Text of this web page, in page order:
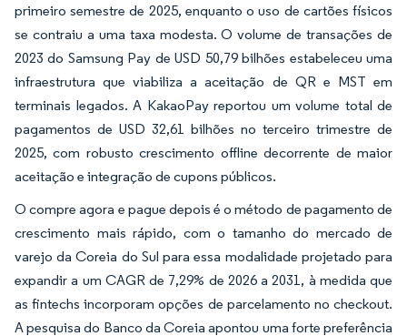
primeiro semestre de 2025, enquanto o uso de cartões físicos
se contraiu a uma taxa modesta. O volume de transações de
2023 do Samsung Pay de USD 50,79 bilhões estabeleceu uma
infraestrutura que viabiliza a aceitação de QR e MST em
terminais legados. A KakaoPay reportou um volume total de
pagamentos de USD 32,61 bilhões no terceiro trimestre de
2025, com robusto crescimento offline decorrente de maior
aceitação e integração de cupons públicos.
O compre agora e pague depois é o método de pagamento de
crescimento mais rápido, com o tamanho do mercado de
varejo da Coreia do Sul para essa modalidade projetado para
expandir a um CAGR de 7,29% de 2026 a 2031, à medida que
as fintechs incorporam opções de parcelamento no checkout.
A pesquisa do Banco da Coreia apontou uma forte preferência